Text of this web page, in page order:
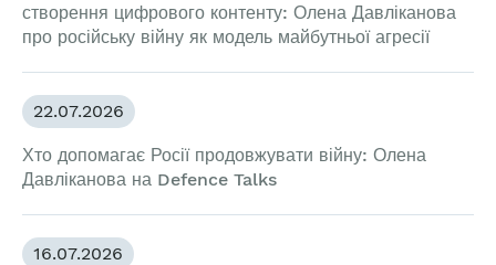
створення цифрового контенту: Олена Давліканова
про російську війну як модель майбутньої агресії
22.07.2026
Хто допомагає Росії продовжувати війну: Олена
Давліканова на Defence Talks
16.07.2026